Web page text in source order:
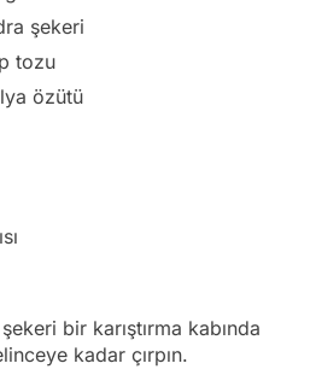
şekeri
tozu
özütü
bir karıştırma kabında
kadar çırpın.